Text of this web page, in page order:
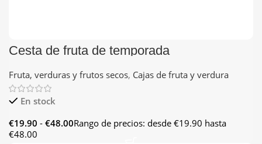
Cesta de fruta de temporada
Fruta, verduras y frutos secos, Cajas de fruta y verdura
En stock
€19.90 - €48.00Rango de precios: desde €19.90 hasta
€48.00